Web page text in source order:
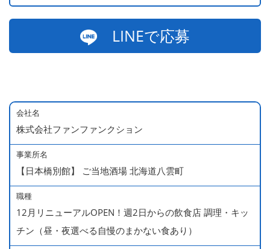
LINEで応募
会社名
株式会社ファンファンクション
事業所名
【日本橋別館】 ご当地酒場 北海道八雲町
職種
12月リニューアルOPEN！週2日からの飲食店 調理・キッ
チン（昼・夜選べる自慢のまかない食あり）